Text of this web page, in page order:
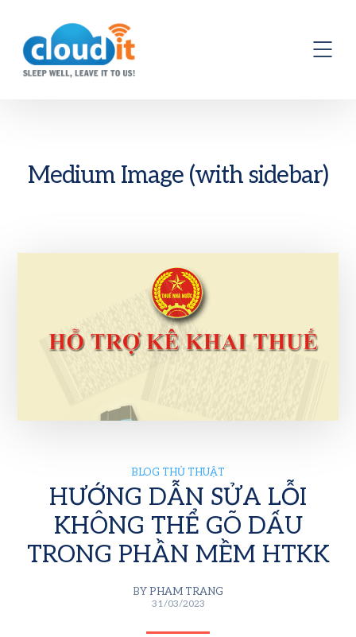
Medium Image (with sidebar)
BLOG THỦ THUẬT
HƯỚNG DẪN SỬA LỖI
KHÔNG THỂ GÕ DẤU
TRONG PHẦN MỀM HTKK
BY PHAM TRANG
31/03/2023